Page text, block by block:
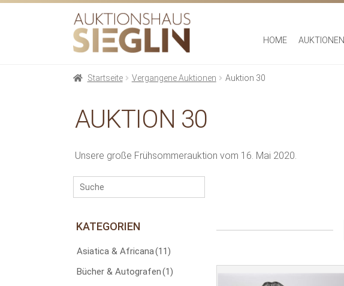
Zur
Navigation
springen
Zum
Inhalt
springen
HOME AUKTIONEN
Startseite Vergangene Auktionen Auktion 30
AUKTION 30
Unsere große Frühsommerauktion vom 16. Mai 2020.
KATEGORIEN
Asiatica & Africana(11)
Bücher & Autografen(1)